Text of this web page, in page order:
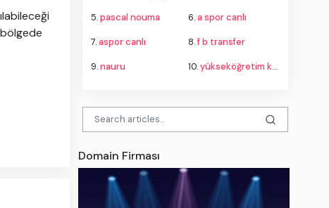
5.pascal nouma 6.a spor canlı
7.aspor canlı 8.f b transfer
9.nauru 10.yükseköğretim kurulu
Domain Firması